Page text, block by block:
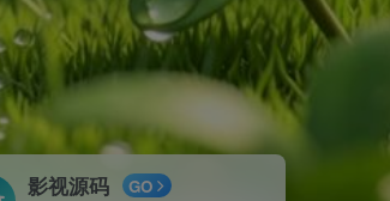
影视源码 GO